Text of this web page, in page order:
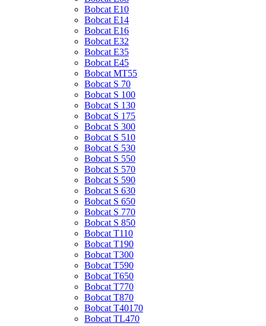
Bobcat E10
Bobcat E14
Bobcat E16
Bobcat E32
Bobcat E35
Bobcat E45
Bobcat MT55
Bobcat S 70
Bobcat S 100
Bobcat S 130
Bobcat S 175
Bobcat S 300
Bobcat S 510
Bobcat S 530
Bobcat S 550
Bobcat S 570
Bobcat S 590
Bobcat S 630
Bobcat S 650
Bobcat S 770
Bobcat S 850
Bobcat T110
Bobcat T190
Bobcat T300
Bobcat T590
Bobcat T650
Bobcat T770
Bobcat T870
Bobcat T40170
Bobcat TL470